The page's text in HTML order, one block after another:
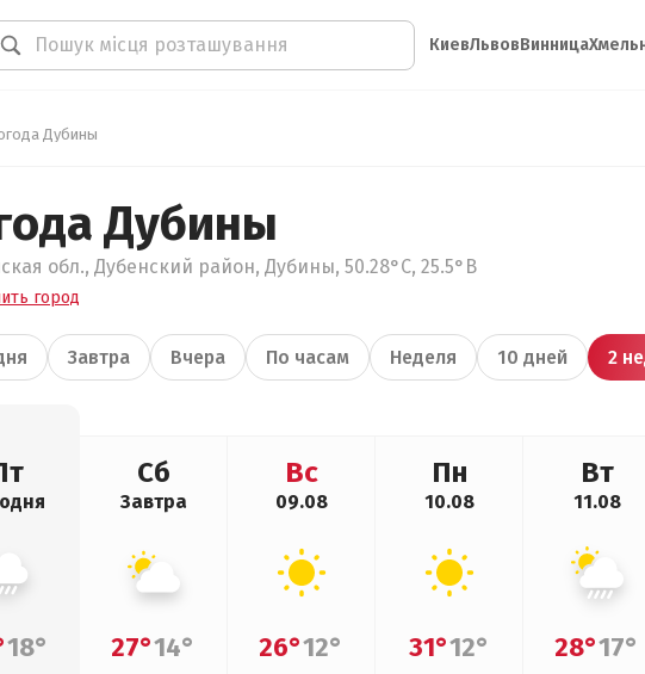
КиевЛьвовВинница
Дубины
Дубины
обл., Дубенский район, Дубины, 50.28°С, 25.5°В
город
Завтра Вчера По часам Неделя 10 дней 2
18°
Сб
Завтра
27°14°
Вс
09.08
26°12°
Пн
10.08
31°12°
Вт
11.08
28°17°